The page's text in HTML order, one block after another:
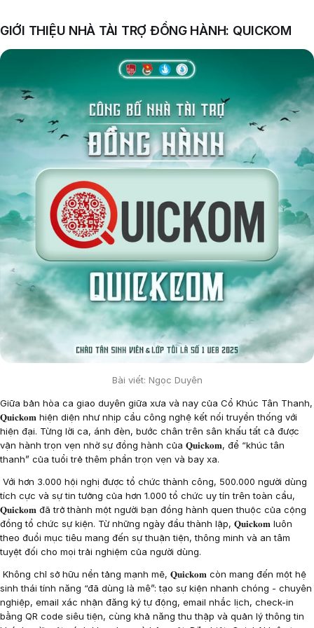
GIỚI THIỆU NHÀ TÀI TRỢ ĐỒNG HÀNH: QUICKOM
Bài viết: Ngọc Duyên
Giữa bản hòa ca giao duyên giữa xưa và nay của Cổ Khúc Tân Thanh,
𝐐𝐮𝐢𝐜𝐤𝐨𝐦 hiện diện như nhịp cầu công nghệ kết nối truyền thống với
hiện đại. Từng lời ca, ánh đèn, bước chân trên sân khấu tất cả được
vận hành trọn vẹn nhờ sự đồng hành của 𝐐𝐮𝐢𝐜𝐤𝐨𝐦, để “khúc tân
thanh” của tuổi trẻ thêm phần trọn vẹn và bay xa.
Với hơn 3.000 hội nghị được tổ chức thành công, 500.000 người dùng
tích cực và sự tin tưởng của hơn 1.000 tổ chức uy tín trên toàn cầu,
𝐐𝐮𝐢𝐜𝐤𝐨𝐦 đã trở thành một người bạn đồng hành quen thuộc của cộng
đồng tổ chức sự kiện. Từ những ngày đầu thành lập, 𝐐𝐮𝐢𝐜𝐤𝐨𝐦 luôn
theo đuổi mục tiêu mang đến sự thuận tiện, thông minh và an tâm
tuyệt đối cho mọi trải nghiệm của người dùng.
Không chỉ sở hữu nền tảng mạnh mẽ, 𝐐𝐮𝐢𝐜𝐤𝐨𝐦 còn mang đến một hệ
sinh thái tính năng “đã dùng là mê”: tạo sự kiện nhanh chóng - chuyên
nghiệp, email xác nhận đăng ký tự động, email nhắc lịch, check-in
bằng QR code siêu tiện, cùng khả năng thu thập và quản lý thông tin